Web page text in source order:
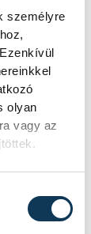
személyre
olyan
vagy az